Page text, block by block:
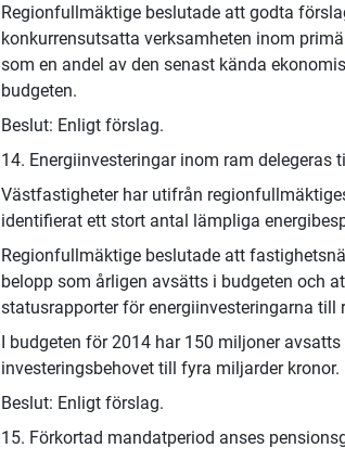
Regionfullmäktige beslutade att godta
konkurrensutsatta verksamheten inom
som en andel av den senast kända
budgeten.
Beslut: Enligt förslag.
14. Energiinvesteringar inom ram delegeras
Västfastigheter har utifrån
identifierat ett stort antal lämpliga
Regionfullmäktige beslutade att
belopp som årligen avsätts i budgeten och
statusrapporter för energiinvesteringarna till
I budgeten för 2014 har 150 miljoner
investeringsbehovet till fyra miljarder kronor.
Beslut: Enligt förslag.
15. Förkortad mandatperiod anses